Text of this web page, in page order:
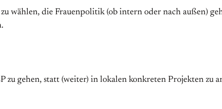
wählen, die Frauenpolitik (ob intern oder nach außen)
zu gehen, statt (weiter) in lokalen konkreten Projekten zu